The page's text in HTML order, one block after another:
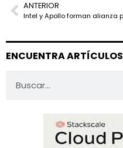
ANTERIOR
ENCUENTRA ARTÍCULOS